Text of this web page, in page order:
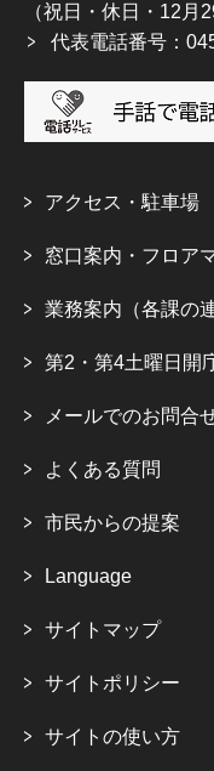
（祝日・休日・12月
代表電話番号：
アクセス・駐車場
窓口案内・フロア
業務案内（各課の
第2・第4土曜日開
メールでのお問合
よくある質問
市民からの提案
Language
サイトマップ
サイトポリシー
サイトの使い方